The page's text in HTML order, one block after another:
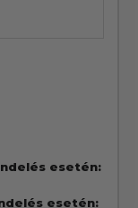
esetén:
esetén: